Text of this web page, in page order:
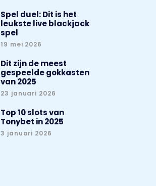
Spel duel: Dit is het
leukste live blackjack
spel
19 mei 2026
Dit zijn de meest
gespeelde gokkasten
van 2025
23 januari 2026
Top 10 slots van
Tonybet in 2025
3 januari 2026